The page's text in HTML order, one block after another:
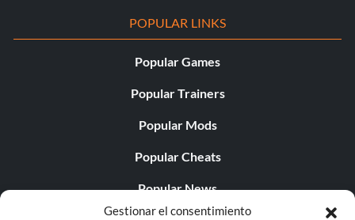
Gestionar el consentimiento
POPULAR LINKS
Popular Games
Popular Trainers
Popular Mods
Popular Cheats
Popular News